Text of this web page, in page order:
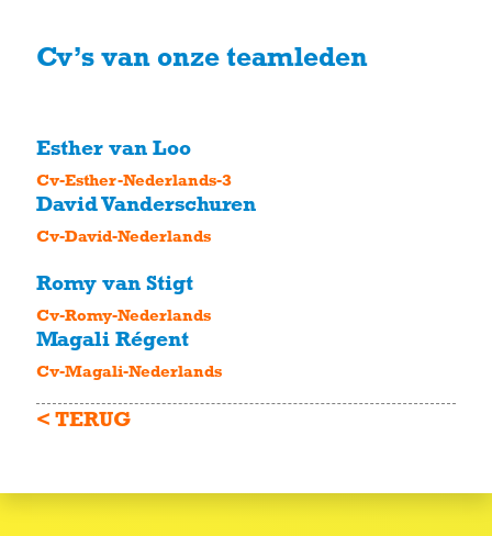
Cv’s van onze teamleden
Esther van Loo
Cv-Esther-Nederlands-3
David Vanderschuren
Cv-David-Nederlands
Romy van Stigt
Cv-Romy-Nederlands
Magali Régent
Cv-Magali-Nederlands
< TERUG